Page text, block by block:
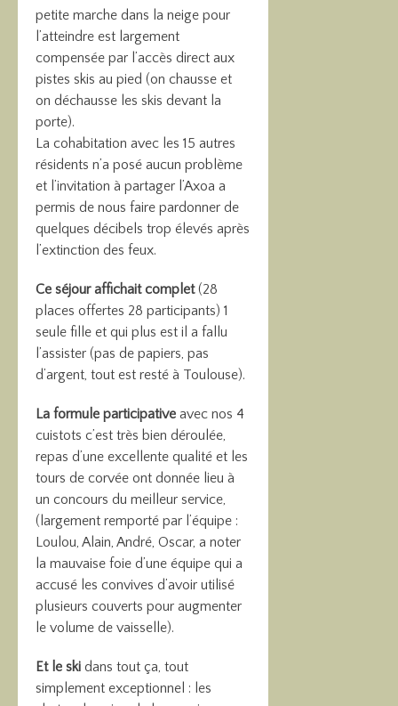
petite marche dans la neige pour
l’atteindre est largement
compensée par l’accès direct aux
pistes skis au pied (on chausse et
on déchausse les skis devant la
porte).
La cohabitation avec les 15 autres
résidents n’a posé aucun problème
et l’invitation à partager l’Axoa a
permis de nous faire pardonner de
quelques décibels trop élevés après
l’extinction des feux.
Ce séjour affichait complet(28
places offertes 28 participants) 1
seule fille et qui plus est il a fallu
l’assister (pas de papiers, pas
d’argent, tout est resté à Toulouse).
La formule participative avec nos 4
cuistots c’est très bien déroulée,
repas d’une excellente qualité et les
tours de corvée ont donnée lieu à
un concours du meilleur service,
(largement remporté par l’équipe :
Loulou, Alain, André, Oscar, a noter
la mauvaise foie d’une équipe qui a
accusé les convives d’avoir utilisé
plusieurs couverts pour augmenter
le volume de vaisselle).
Et le ski dans tout ça, tout
simplement exceptionnel : les